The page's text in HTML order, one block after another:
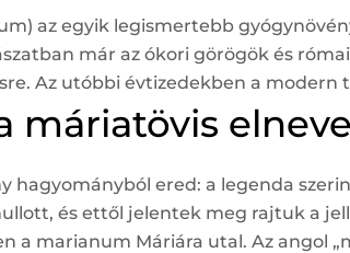
az egyik legismertebb
már az ókori görögök és
Az utóbbi évtizedekben a
máriatövis
hagyományból ered: a legenda
és ettől jelentek meg rajtuk a
a marianum Máriára utal. Az angol